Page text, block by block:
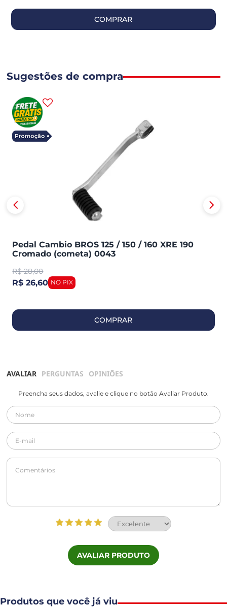
COMPRAR
Sugestões de compra
Pedal Cambio BROS 125 / 150 / 160 XRE 190
Cromado (cometa) 0043
R$ 28,00
R$ 26,60
COMPRAR
AVALIAR PERGUNTAS OPINIÕES
Preencha seus dados, avalie e clique no botão Avaliar Produto.
AVALIAR PRODUTO
Produtos que você já viu